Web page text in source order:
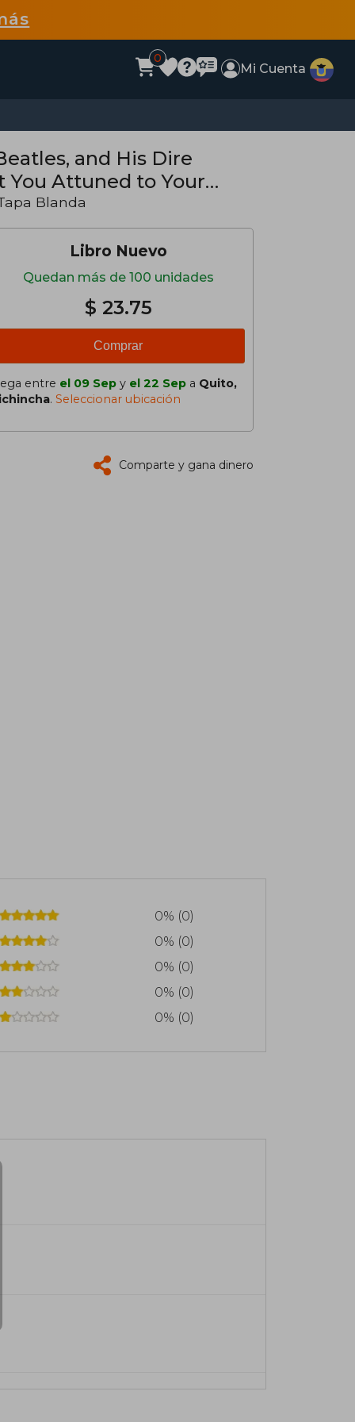
0
Mi Cuenta
and His Dire
You Attuned to Your
Blanda
Libro Nuevo
Quedan más de 100 unidades
$ 23.75
Comprar
entre el 09 Sep y el 22 Sep a Quito,
. Seleccionar ubicación
Comparte y gana dinero
0% (0)
0% (0)
0% (0)
0% (0)
0% (0)